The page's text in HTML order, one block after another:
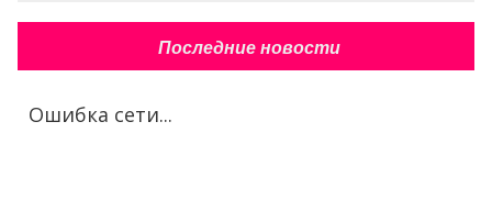
Последние новости
Ошибка сети...